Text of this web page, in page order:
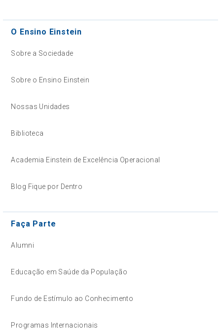
O Ensino Einstein
Sobre a Sociedade
Sobre o Ensino Einstein
Nossas Unidades
Biblioteca
Academia Einstein de Excelência Operacional
Blog Fique por Dentro
Faça Parte
Alumni
Educação em Saúde da População
Fundo de Estímulo ao Conhecimento
Programas Internacionais